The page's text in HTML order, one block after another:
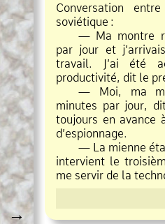
→
Conversation
soviétique :
— Ma montre
par jour et
travail. J’ai été
productivité, dit le
— Moi, ma
minutes par jour,
toujours en avance
d’espionnage.
— La mienne était
intervient le
me servir de la